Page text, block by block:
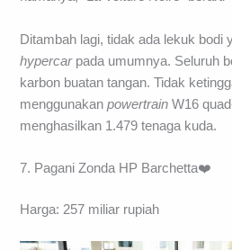
Ditambah lagi, tidak ada lekuk bodi
hypercar pada umumnya. Seluruh
karbon buatan tangan. Tidak
menggunakanpowertrainW16
menghasilkan 1.479 tenaga kuda.
7. Pagani Zonda HP Barchetta❤️
Harga: 257 miliar rupiah